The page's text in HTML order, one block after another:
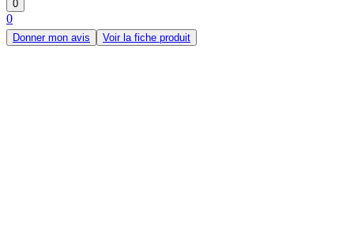
0
0
Donner mon avis Voir la fiche produit